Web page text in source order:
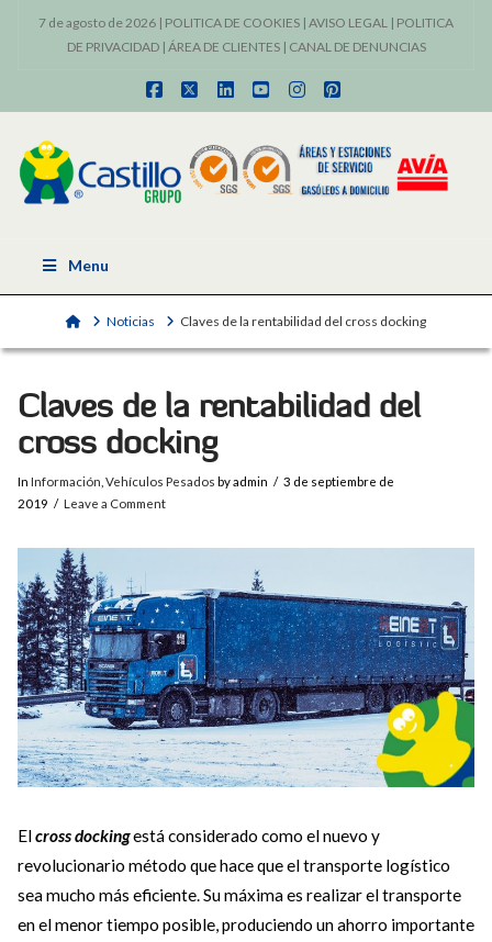
7 de agosto de 2026 | POLITICA DE COOKIES | AVISO LEGAL | POLITICA
DE PRIVACIDAD| ÁREA DE CLIENTES| CANAL DE DENUNCIAS
Facebook
X LinkedInYouTubeInstagram
Pinterest
Menu
HomeNoticias Claves de la rentabilidad del cross docking
Claves de la rentabilidad del
cross docking
In Información Vehículos Pesados by admin
3 de septiembre de
2019
Leave a Comment
Elcross dockingestá considerado como el nuevo y
revolucionario método que hace que el transporte logístico
sea mucho más eficiente. Su máxima es realizar el transporte
en el menor tiempo posible, produciendo un ahorro importante